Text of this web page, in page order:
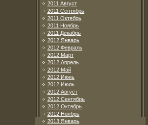
2011 Август
2011 Сентябрь
2011 Октябрь
2011 Ноябрь
2011 Декабрь
2012 Январь
2012 Февраль
2012 Март
2012 Апрель
2012 Май
2012 Июнь
2012 Июль
2012 Август
2012 Сентябрь
2012 Октябрь
2012 Ноябрь
2013 Январь